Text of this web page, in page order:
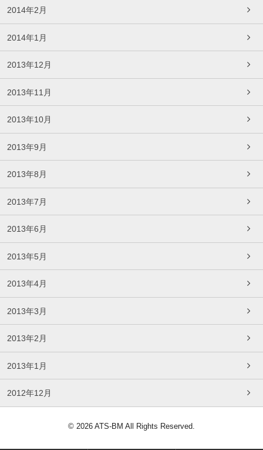
2014年2月
2014年1月
2013年12月
2013年11月
2013年10月
2013年9月
2013年8月
2013年7月
2013年6月
2013年5月
2013年4月
2013年3月
2013年2月
2013年1月
2012年12月
© 2026 ATS-BM All Rights Reserved.